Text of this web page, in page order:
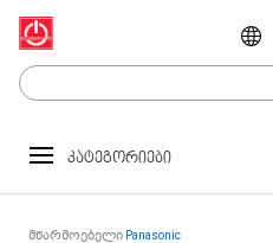
კატეგორიები
მწარმოებელი Panasonic